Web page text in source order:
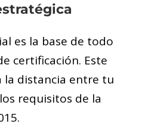
es la base de todo
certificación. Este
la distancia entre tu
requisitos de la